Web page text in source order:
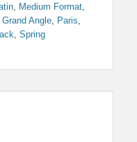
Medium Format
Angle Paris
Spring